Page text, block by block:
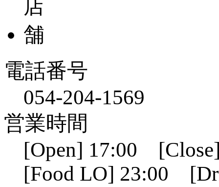
電話番号
054-204-1569
営業時間
[Open] 17:00
[Food LO] 23:00